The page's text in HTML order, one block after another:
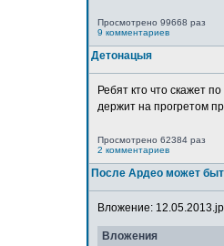
Просмотрено 99668 раз
9 комментариев
Детонацыя
Ребят кто что скажет
держит на прогретом
Просмотрено 62384 раз
2 комментариев
После Ардео может
Вложение:
Вложения